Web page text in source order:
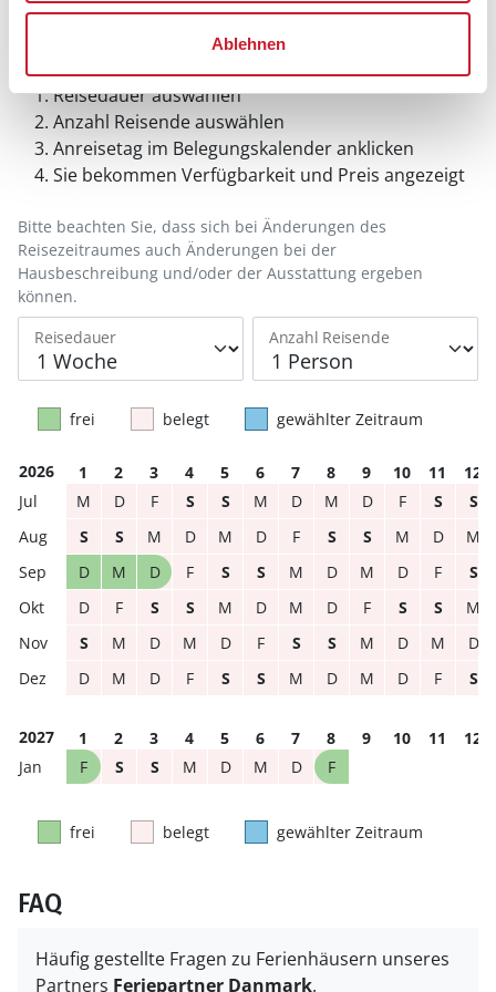
Ablehnen
Belegungskalender
Reisedauer auswählen
Anzahl Reisende auswählen
Anreisetag im Belegungskalender anklicken
Sie bekommen Verfügbarkeit und Preis angezeigt
Reisedauer Anzahl Reisende
Bitte beachten Sie, dass sich bei Änderungen des
Reisezeitraumes auch Änderungen bei der
Hausbeschreibung und/oder der Ausstattung ergeben
können.
frei belegt gewählter Zeitraum
2026 1 2 3 4 5 6 7 8 9 10 11
12
M
D F S S M D M D F S
S
S
S M D M D F S S M D
M
D
M D F S S M D M D F
S
D
F S S M D M D F S S
M
S
M D M D F S S M D M
D
D
M D F S S M D M D F S
2027 1 2 3 4 5 6 7 8 9 10 11
12
F
S S M D M D F
frei belegt gewählter Zeitraum
FAQ
Häufig gestellte Fragen zu Ferienhäusern unseres
Partners Feriepartner Danmark.